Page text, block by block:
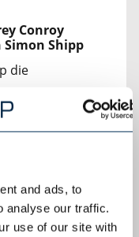
and ads, to
analyse our traffic.
use of our site with
Conroy
Shipp
die
Corporation
übernommen.
als 25-jährige
und
ist der bisherige